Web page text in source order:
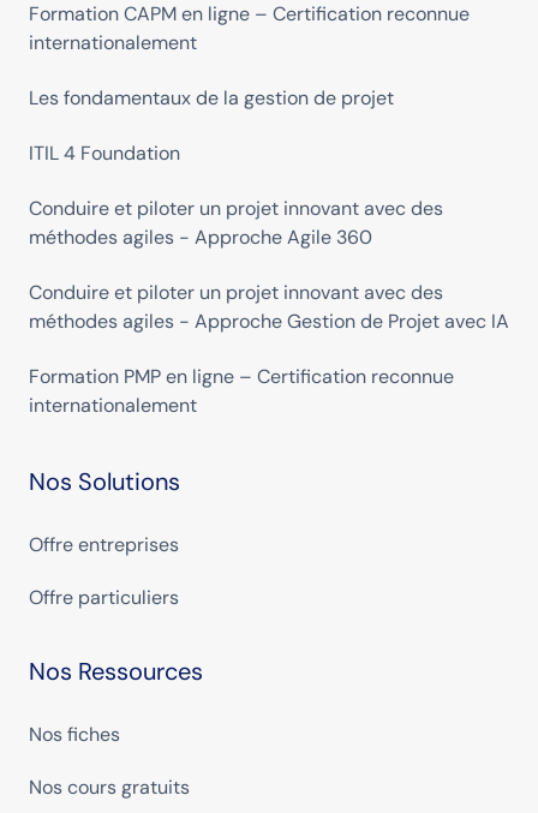
Formation CAPM en ligne – Certification reconnue
internationalement
Les fondamentaux de la gestion de projet
ITIL 4 Foundation
Conduire et piloter un projet innovant avec des
méthodes agiles - Approche Agile 360
Conduire et piloter un projet innovant avec des
méthodes agiles - Approche Gestion de Projet avec IA
Formation PMP en ligne – Certification reconnue
internationalement
Nos Solutions
Offre entreprises
Offre particuliers
Nos Ressources
Nos fiches
Nos cours gratuits